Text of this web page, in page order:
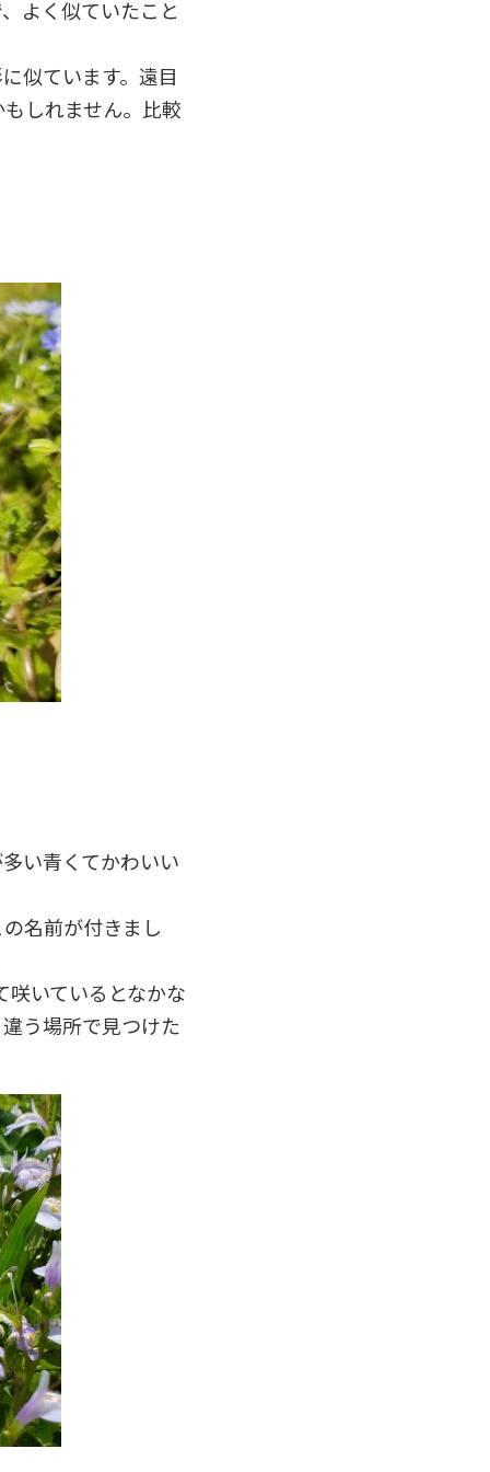
よく似ていたこと
似ています。遠目
しれません。比較
い青くてかわいい
名前が付きまし
咲いているとなかな
う場所で見つけた